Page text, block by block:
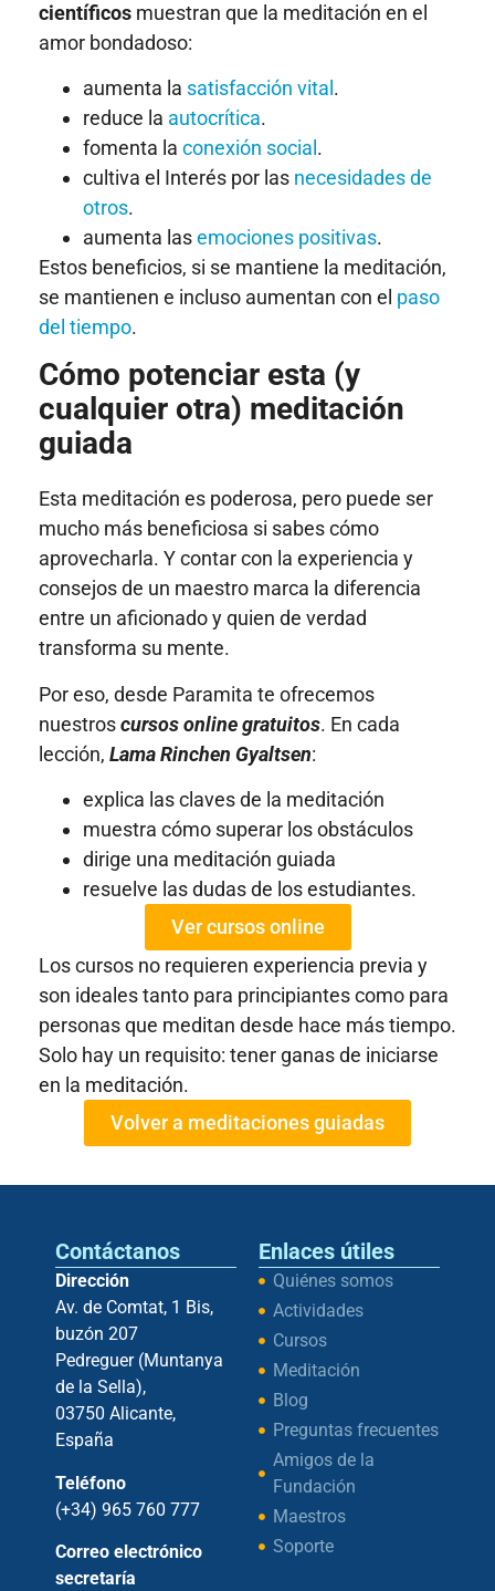
científicos muestran que la meditación en el
amor bondadoso:
aumenta la satisfacción vital .
reduce la autocrítica.
fomenta la conexión social .
cultiva el Interés por las necesidades de
otros.
aumenta lasemociones positivas.
Estos beneficios, si se mantiene la meditación,
se mantienen e incluso aumentan con el paso
del tiempo.
Cómo potenciar esta (y
cualquier otra) meditación
guiada
Esta meditación es poderosa, pero puede ser
mucho más beneficiosa si sabes cómo
aprovecharla. Y contar con la experiencia y
consejos de un maestro marca la diferencia
entre un aficionado y quien de verdad
transforma su mente.
Por eso, desde Paramita te ofrecemos
nuestroscursos online gratuitos. En cada
lección, Lama Rinchen Gyaltsen:
explica las claves de la meditación
muestra cómo superar los obstáculos
dirige una meditación guiada
resuelve las dudas de los estudiantes.
Ver cursos online
Los cursos no requieren experiencia previa y
son ideales tanto para principiantes como para
personas que meditan desde hace más tiempo.
Solo hay un requisito: tener ganas de iniciarse
en la meditación.
Volver a meditaciones guiadas
Contáctanos
Dirección
Av. de Comtat, 1 Bis,
buzón 207
Pedreguer (Muntanya
de la Sella),
03750 Alicante,
España
Teléfono
(+34) 965 760 777
Correo electrónico
secretaría
Enlaces útiles
Quiénes somos
Actividades
Cursos
Meditación
Blog
Preguntas frecuentes
Amigos de la
Fundación
Maestros
Soporte